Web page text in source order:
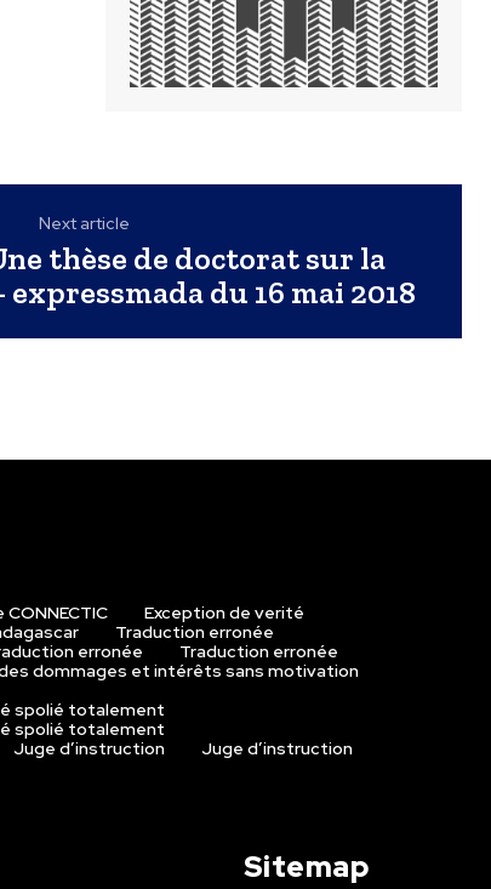
Next article
thèse de doctorat sur la
du 16 mai 2018
Exception de verité
Traduction erronée
erronée
Traduction erronée
dommages et intérêts sans motivation
spolié totalement
spolié totalement
Juge d’instruction
Juge d’instruction
Sitemap